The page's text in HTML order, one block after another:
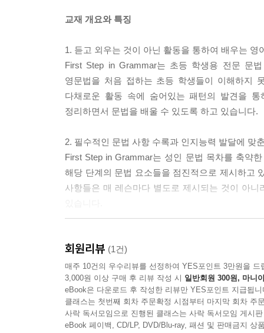
교재 개요와 특징
1. 듣고 외우는 것이 아닌 활동을 통하여 배우는 영
First Step in Grammar는 초등 학생용 전문 문
영문법을 처음 접하는 초등 학생들이 이해하지
다채로운 활동 속에 숨어있는 패턴의 발견을
정리하면서 문법을 배울 수 있도록 하고 있습니다.
2. 필수적인 문법 사항 수록과 인지능력 발달에 맞
First Step in Grammar는 성인 문법 목차를 축약
해당 단계의 문법 요소들을 점진적으로 제시하고
사항들은 매 레슨마다 별도로 제시되는 것이 아
First Step in Grammar는 방대하고 다채로운 사진
왔던 문법 교육의 방향을 전환하였습니다. 아이들
력을 향상시킬 수 있게 되며, 〈Talking about
욱 공고히 내재화하게 됩니다. 따분했던 문법 수업
4. 배운 문법 사항을 두 번 확인하는 심화된 테스트
회원리뷰 (1건)
매주 10건의 우수리뷰를 선정하여 YES포인트 3만원을 드
3,000원 이상 구매 후 리뷰 작성 시 일반회원 300원, 마니
eBook은 다운로드 후 작성한 리뷰만 YES포인트 지급됩니
클래스는 첫번째 회차 주문확정 시점부터 마지막 회차 주
사락 독서모임으로 진행된 클래스는 사락 독서모임 게시
eBook 페이백, CD/LP, DVD/Blu-ray, 패션 및 판매금지 상